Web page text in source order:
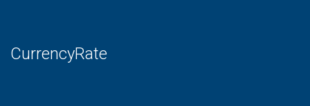
CurrencyRate